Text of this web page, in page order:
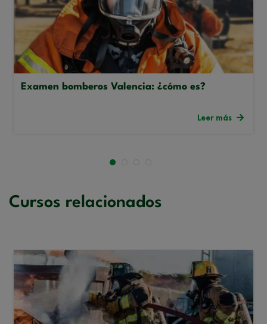
Examen bomberos Valencia: ¿cómo es?
Leer más
Cursos relacionados